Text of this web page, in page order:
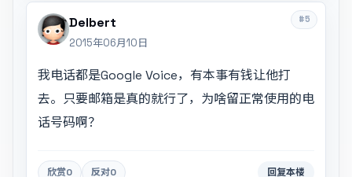
#5
Delbert
2015年06月10日
我电话都是Google Voice，有本事有钱让他打
去。只要邮箱是真的就行了，为啥留正常使用的电
话号码啊？
欣赏0 反对0 回复本楼